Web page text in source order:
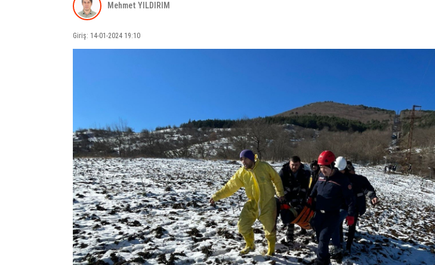
Mehmet YILDIRIM
Giriş: 14-01-2024 19:10